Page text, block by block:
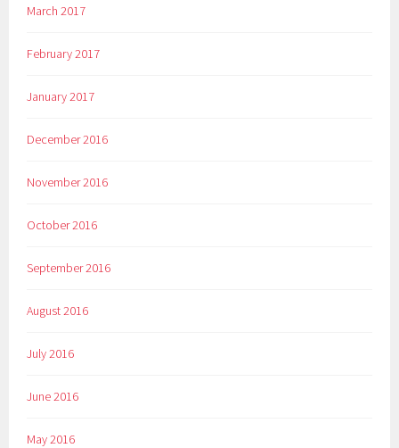
March 2017
February 2017
January 2017
December 2016
November 2016
October 2016
September 2016
August 2016
July 2016
June 2016
May 2016